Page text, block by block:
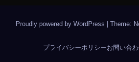
Proudly powered by WordPress Theme:
プライバシーポリシーお問い合